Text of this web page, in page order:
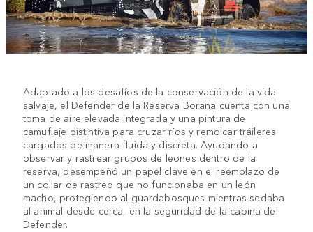
Adaptado a los desafíos de la conservación de la vida
salvaje, el Defender de la Reserva Borana cuenta con una
toma de aire elevada integrada y una pintura de
camuflaje distintiva para cruzar ríos y remolcar tráileres
cargados de manera fluida y discreta. Ayudando a
observar y rastrear grupos de leones dentro de la
reserva, desempeñó un papel clave en el reemplazo de
un collar de rastreo que no funcionaba en un león
macho, protegiendo al guardabosques mientras sedaba
al animal desde cerca, en la seguridad de la cabina del
Defender.